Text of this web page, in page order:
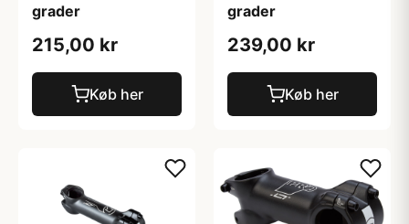
grader
215,00 kr
Køb her
grader
239,00 kr
Køb her